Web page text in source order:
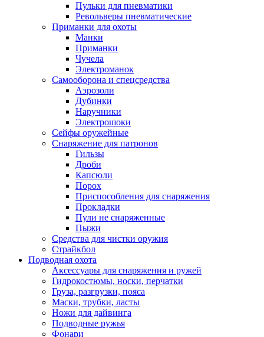
Пульки для пневматики
Револьверы пневматические
Приманки для охоты
Манки
Приманки
Чучела
Электроманок
Самооборона и спецсредства
Аэрозоли
Дубинки
Наручники
Электрошоки
Сейфы оружейные
Снаряжение для патронов
Гильзы
Дроби
Капсюли
Порох
Приспособления для снаряжения
Прокладки
Пули не снаряженные
Пыжи
Средства для чистки оружия
Страйкбол
Подводная охота
Аксессуары для снаряжения и ружей
Гидрокостюмы, носки, перчатки
Груза, разгрузки, пояса
Маски, трубки, ласты
Ножи для дайвинга
Подводные ружья
Фонари